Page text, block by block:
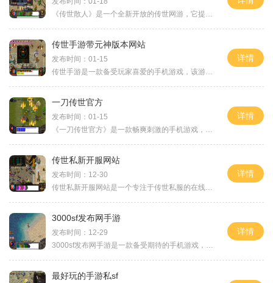
《传世散人》是一个全新开放的传世网游，它提供了一个全新的游戏体验，让玩家可以成为自己心中的英雄，探索广阔的世界，与其他玩家一起战斗，创造属于自己的传世传奇。以下是
传世手游带元神版本网站
发布时间：01-15
传世手游是一款备受玩家喜爱的手机游戏，该游戏推出了元神版本，为玩家们带来了全新的游戏体验。在传世手游带元神版本网站上，玩家们可以尽情享受这款经典游戏带来的乐趣。本
详情
一刀传世官方
发布时间：01-15
《一刀传世官方》是一款畅爽刺激的手机游戏，以武侠江湖为背景，给玩家们带来了独特的游戏体验。游戏中，玩家将扮演一个武林大侠，通过完成各种任务与挑战来提升自己的实力与
详情
传世私新开服网站
发布时间：12-30
传世私新开服网站是一个专注于传世私服的在线平台，为广大玩家提供最新的游戏资讯和最精彩的游戏体验。玩家可以尽情享受热血的战斗和畅快的游戏乐趣。传世私新开服网站的游戏
详情
3000sf发布网手游
发布时间：12-29
3000sf发布网手游是一款备受期待的手机游戏，不仅有着精美的画面和丰富多样的游戏内容，还拥有独特的玩法和创新的设计。让我们来深入了解一下这款游戏的具体玩法介绍。3000sf发布
详情
最好玩的手游私sf